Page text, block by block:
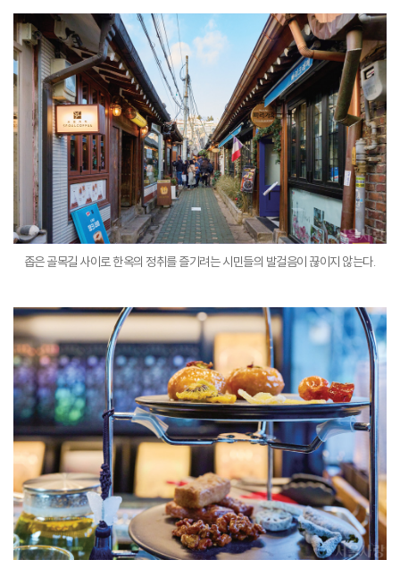
좁은 골목길 사이로 한옥의 정취를 즐기려는 시민들의 발걸음이 끊이지 않는다.